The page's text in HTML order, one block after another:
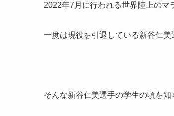
2022年7月に行われる世界陸上のマ
一度は現役を引退している新谷仁美
そんな新谷仁美選手の学生の頃を知